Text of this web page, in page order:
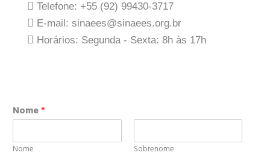
Telefone: +55 (92) 99430-3717
E-mail: sinaees@sinaees.org.br
Horários: Segunda - Sexta: 8h às 17h
Nome*
Nome Sobrenome